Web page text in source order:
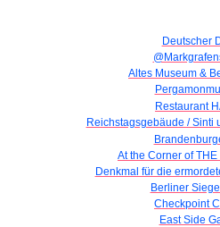
Deutscher
Altes Museum &
Restaurant
Reichstagsgebäude / Sinti
At the Corner of
Denkmal für die
Berliner
Checkpoint
East Side